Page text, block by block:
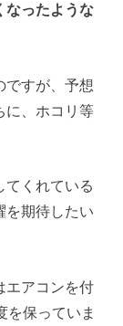
なったような
ですが、予想
に、ホコリ等
てくれている
を期待したい
エアコンを付
を保っていま